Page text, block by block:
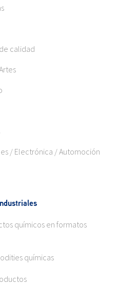
calidad
/ Electrónica / Automoción
químicos en formatos
químicas